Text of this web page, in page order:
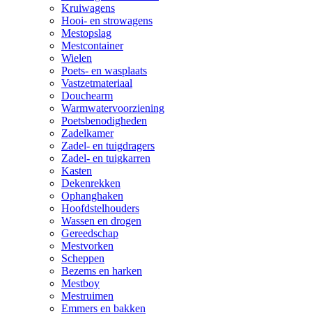
Kruiwagens
Hooi- en strowagens
Mestopslag
Mestcontainer
Wielen
Poets- en wasplaats
Vastzetmateriaal
Douchearm
Warmwatervoorziening
Poetsbenodigheden
Zadelkamer
Zadel- en tuigdragers
Zadel- en tuigkarren
Kasten
Dekenrekken
Ophanghaken
Hoofdstelhouders
Wassen en drogen
Gereedschap
Mestvorken
Scheppen
Bezems en harken
Mestboy
Mestruimen
Emmers en bakken